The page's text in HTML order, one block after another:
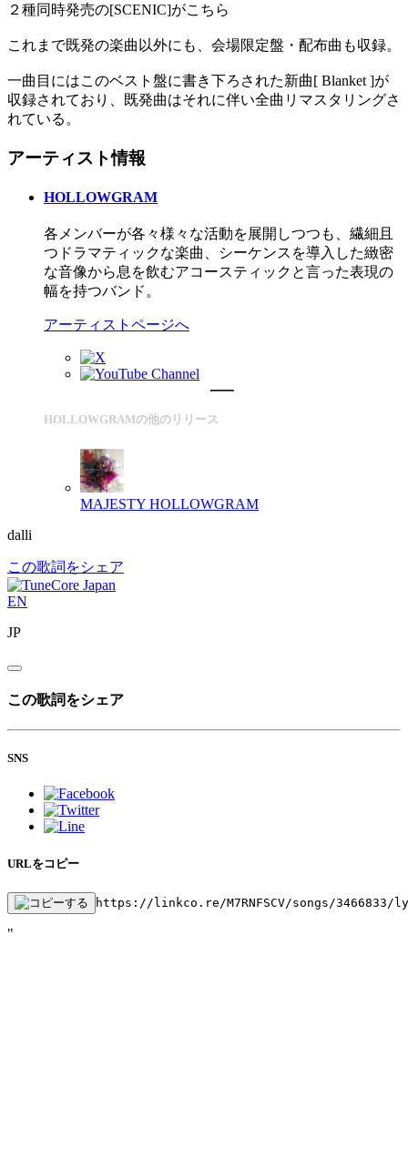
２種同時発売の[SCENIC]がこちら
これまで既発の楽曲以外にも、会場限定盤・配布曲も収録。
一曲目にはこのベスト盤に書き下ろされた新曲[ Blanket ]が
収録されており、既発曲はそれに伴い全曲リマスタリングさ
れている。
アーティスト情報
HOLLOWGRAM
各メンバーが各々様々な活動を展開しつつも、繊細且
つドラマティックな楽曲、シーケンスを導入した緻密
な音像から息を飲むアコースティックと言った表現の
幅を持つバンド。
アーティストページへ
HOLLOWGRAMの他のリリース
MAJESTY HOLLOWGRAM
dalli
この歌詞をシェア
EN
JP
この歌詞をシェア
SNS
URLをコピー
https://linkco.re/M7RNFSCV/songs/3466833/
"